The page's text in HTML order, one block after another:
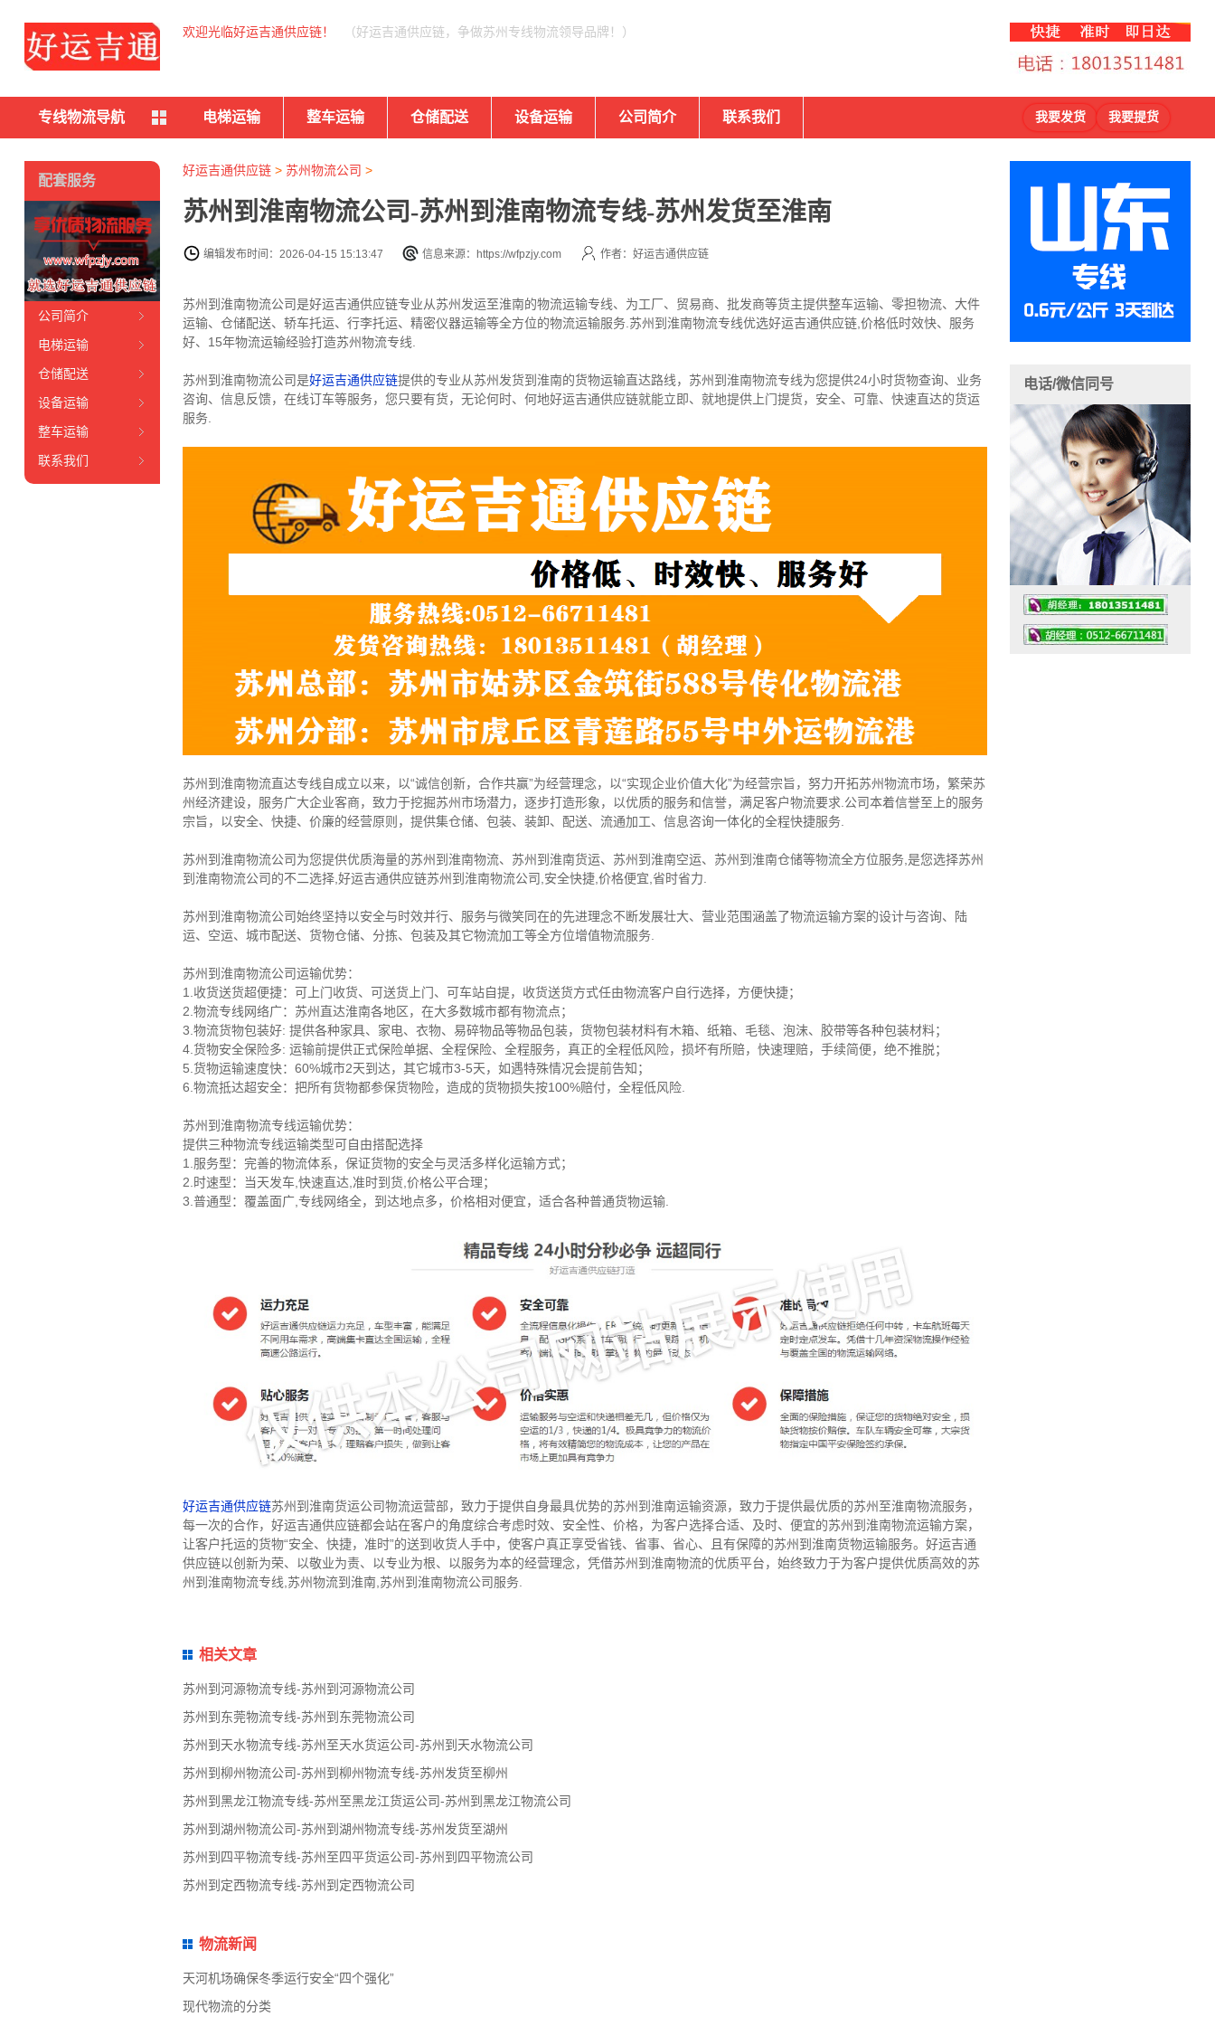
欢迎光临好运吉通供应链！ （好运吉通供应链，争做苏州专线物流领导品牌！）
专线物流导航 电梯运输 整车运输 仓储配送 设备运输 公司简介 联系我们 我要发货 我要提货
好运吉通供应链> 苏州物流公司 >
苏州到淮南物流公司-苏州到淮南物流专线-苏州发货至淮南
编辑发布时间：2026-04-15 15:13:47 信息来源：https://wfpzjy.com 作者：好运吉通供应链
苏州到淮南物流公司是好运吉通供应链专业从苏州发运至淮南的物流运输专线、为工厂、贸易商、批发商等货主提供整车运输、零担物流、大件
运输、仓储配送、轿车托运、行李托运、精密仪器运输等全方位的物流运输服务.苏州到淮南物流专线优选好运吉通供应链,价格低时效快、服务
好、15年物流运输经验打造苏州物流专线.
苏州到淮南物流公司是好运吉通供应链提供的专业从苏州发货到淮南的货物运输直达路线，苏州到淮南物流专线为您提供24小时货物查询、业务
咨询、信息反馈，在线订车等服务，您只要有货，无论何时、何地好运吉通供应链就能立即、就地提供上门提货，安全、可靠、快速直达的货运
服务.
苏州到淮南物流直达专线自成立以来，以“诚信创新，合作共赢”为经营理念，以“实现企业价值大化”为经营宗旨，努力开拓苏州物流市场，繁荣苏
州经济建设，服务广大企业客商，致力于挖掘苏州市场潜力，逐步打造形象，以优质的服务和信誉，满足客户物流要求.公司本着信誉至上的服务
宗旨，以安全、快捷、价廉的经营原则，提供集仓储、包装、装卸、配送、流通加工、信息咨询一体化的全程快捷服务.
苏州到淮南物流公司为您提供优质海量的苏州到淮南物流、苏州到淮南货运、苏州到淮南空运、苏州到淮南仓储等物流全方位服务,是您选择苏州
到淮南物流公司的不二选择,好运吉通供应链苏州到淮南物流公司,安全快捷,价格便宜,省时省力.
苏州到淮南物流公司始终坚持以安全与时效并行、服务与微笑同在的先进理念不断发展壮大、营业范围涵盖了物流运输方案的设计与咨询、陆
运、空运、城市配送、货物仓储、分拣、包装及其它物流加工等全方位增值物流服务.
苏州到淮南物流公司运输优势：
1.收货送货超便捷：可上门收货、可送货上门、可车站自提，收货送货方式任由物流客户自行选择，方便快捷；
2.物流专线网络广：苏州直达淮南各地区，在大多数城市都有物流点；
3.物流货物包装好: 提供各种家具、家电、衣物、易碎物品等物品包装，货物包装材料有木箱、纸箱、毛毯、泡沫、胶带等各种包装材料；
4.货物安全保险多: 运输前提供正式保险单据、全程保险、全程服务，真正的全程低风险，损坏有所赔，快速理赔，手续简便，绝不推脱；
5.货物运输速度快：60%城市2天到达，其它城市3-5天，如遇特殊情况会提前告知；
6.物流抵达超安全：把所有货物都参保货物险，造成的货物损失按100%赔付，全程低风险.
苏州到淮南物流专线运输优势：
提供三种物流专线运输类型可自由搭配选择
1.服务型：完善的物流体系，保证货物的安全与灵活多样化运输方式；
2.时速型：当天发车,快速直达,准时到货,价格公平合理；
3.普通型：覆盖面广,专线网络全，到达地点多，价格相对便宜，适合各种普通货物运输.
好运吉通供应链苏州到淮南货运公司物流运营部，致力于提供自身最具优势的苏州到淮南运输资源，致力于提供最优质的苏州至淮南物流服务，
每一次的合作，好运吉通供应链都会站在客户的角度综合考虑时效、安全性、价格，为客户选择合适、及时、便宜的苏州到淮南物流运输方案，
让客户托运的货物“安全、快捷，准时”的送到收货人手中，使客户真正享受省钱、省事、省心、且有保障的苏州到淮南货物运输服务。好运吉通
供应链以创新为荣、以敬业为责、以专业为根、以服务为本的经营理念，凭借苏州到淮南物流的优质平台，始终致力于为客户提供优质高效的苏
州到淮南物流专线,苏州物流到淮南,苏州到淮南物流公司服务.
相关文章
苏州到河源物流专线-苏州到河源物流公司
苏州到东莞物流专线-苏州到东莞物流公司
苏州到天水物流专线-苏州至天水货运公司-苏州到天水物流公司
苏州到柳州物流公司-苏州到柳州物流专线-苏州发货至柳州
苏州到黑龙江物流专线-苏州至黑龙江货运公司-苏州到黑龙江物流公司
苏州到湖州物流公司-苏州到湖州物流专线-苏州发货至湖州
苏州到四平物流专线-苏州至四平货运公司-苏州到四平物流公司
苏州到定西物流专线-苏州到定西物流公司
物流新闻
天河机场确保冬季运行安全“四个强化”
现代物流的分类
配套服务
公司简介
电梯运输
仓储配送
设备运输
整车运输
联系我们
电话/微信同号